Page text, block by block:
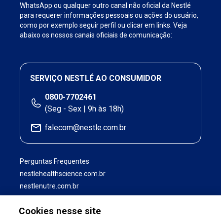
WhatsApp ou qualquer outro canal não oficial da Nestlé
para requerer informações pessoais ou ações do usuário,
como por exemplo seguir perfil ou clicar em links. Veja
abaixo os nossos canais oficiais de comunicação:
SERVIÇO NESTLÉ AO CONSUMIDOR
0800-7702461
(Seg - Sex | 9h às 18h)
falecom@nestle.com.br
Perguntas Frequentes
nestlehealthscience.com.br
nestlenutre.com.br
Cookies nesse site